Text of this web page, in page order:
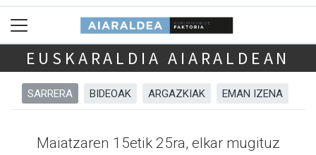
EUSKARALDIA AIARALDEAN
SARRERA BIDEOAK ARGAZKIAK EMAN IZENA
Maiatzaren 15etik 25ra, elkar mugituz